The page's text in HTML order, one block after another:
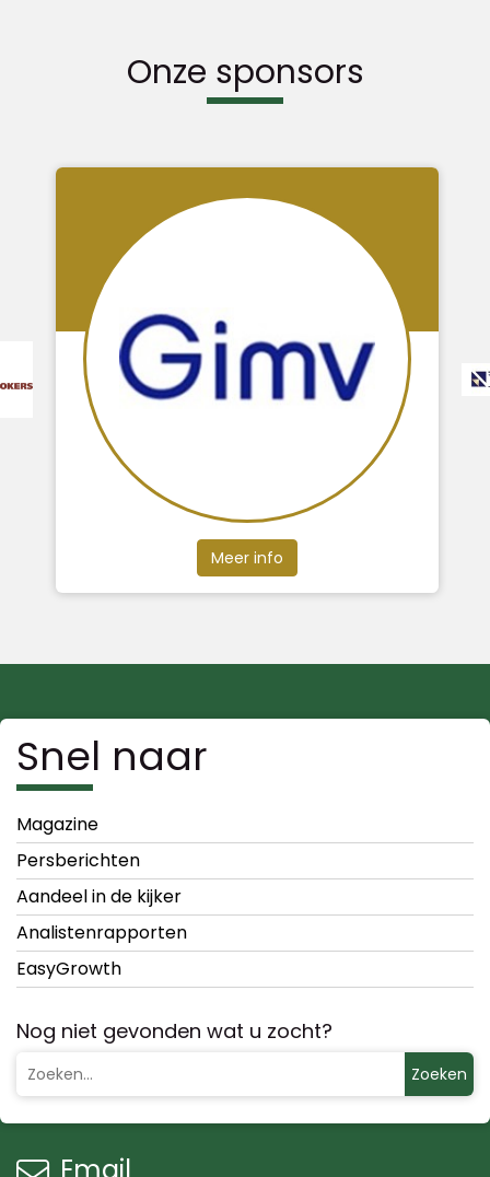
Onze sponsors
Meer info
Snel naar
Magazine
Persberichten
Aandeel in de kijker
Analistenrapporten
EasyGrowth
Nog niet gevonden wat u zocht?
Zoeken